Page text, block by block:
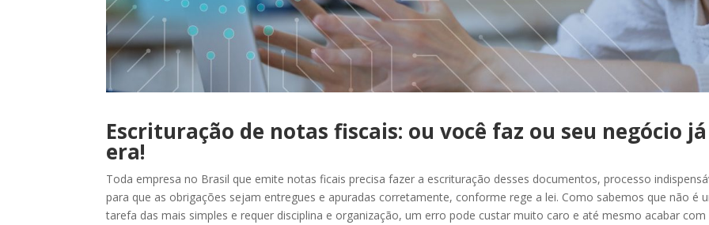
Escrituração de notas fiscais: ou você faz ou seu negócio já
era!
Toda empresa no Brasil que emite notas ficais precisa fazer a escrituração desses documentos, processo
para que as obrigações sejam entregues e apuradas corretamente, conforme rege a lei. Como sabemos que não é
tarefa das mais simples e requer disciplina e organização, um erro pode custar muito caro e até mesmo acabar com